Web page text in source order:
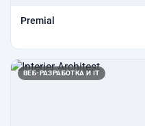
Premial
ВЕБ-РАЗРАБОТКА И IT